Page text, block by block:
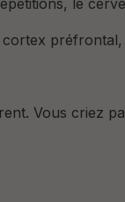
Vous criez